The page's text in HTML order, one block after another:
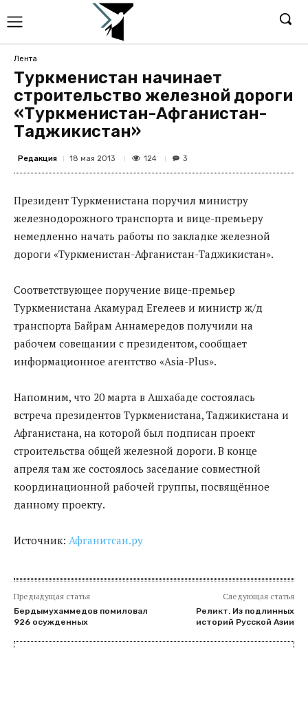
Лента
Туркменистан начинает
строительство железной дороги
«Туркменистан-Афганистан-
Таджикистан»
Редакция 18 мая 2013 124 3
Президент Туркменистана поручил министру
железнодорожного транспорта и вице-премьеру
немедленно начать работы по закладке железной
дороги «Туркменистан-Афганистан-Таджикистан».
Соответствующее поручение вице-премьер
Туркменистана Акамурад Егелеев и министр ж/д
транспорта Байрам Аннамередов получили на
рабочем совещании с президентом, сообщает
информационное агентство «Asia-Plus».
Напомним, что 20 марта в Ашхабаде состоялась
встреча президентов Туркменистана, Таджикистана и
Афганистана, на которой был подписан проект
строительства общей железной дороги. В конце
апреля там же состоялось заседание совместной
координационной рабочей группы, посвящённое
данному проекту.
Источник: Афганитсан.ру
Предыдущая статья
Бердымухаммедов помиловал
926 осужденных
Следующая статья
Реликт. Из подлинных
историй Русской Азии